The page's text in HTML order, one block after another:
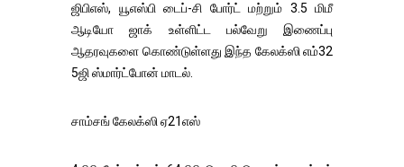
ஜிபிஎஸ், யூஎஸ்பி டைப்-சி போர்ட் மற்றும் 3.5 மிமீ
ஆடியோ ஜாக் உள்ளிட்ட பல்வேறு இணைப்பு
ஆதரவுகளை கொண்டுள்ளது இந்த கேலக்ஸி எம்32
5ஜி ஸ்மார்ட்போன் மாடல்.
சாம்சங் கேலக்ஸி ஏ21எஸ்